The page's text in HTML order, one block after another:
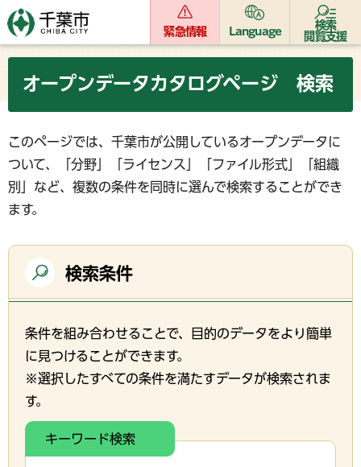
緊急情報 Language
検索
閲覧支援
オープンデータカタログページ 検索
このページでは、千葉市が公開しているオープンデータに
ついて、「分野」「ライセンス」「ファイル形式」「組織
別」など、複数の条件を同時に選んで検索することができ
ます。
検索条件
条件を組み合わせることで、目的のデータをより簡単
に見つけることができます。
※選択したすべての条件を満たすデータが検索されま
す。
キーワード検索